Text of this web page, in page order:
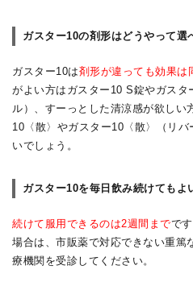
ガスター10の剤形はどうやって選
ガスター10は剤形が違っても効果は
がよい方はガスター10 S錠やガス
ル）、すーっとした清涼感が欲しい
10〈散〉やガスター10〈散〉（リ
いでしょう。
ガスター10を毎日飲み続けてもよ
続けて服用できるのは2週間までで
場合は、市販薬で対応できない重篤
療機関を受診してください。